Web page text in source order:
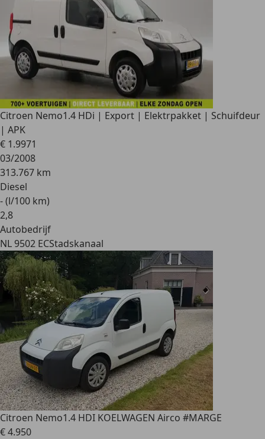
Citroen Nemo1.4 HDi | Export | Elektrpakket | Schuifdeur
| APK
€ 1.9971
03/2008
313.767 km
Diesel
- (l/100 km)
2,8
Autobedrijf
NL 9502 ECStadskanaal
Citroen Nemo1.4 HDI KOELWAGEN Airco #MARGE
€ 4.950